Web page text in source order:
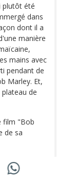
plutôt été
dans
dont il a
manière
mains avec
pendant de
Marley. Et,
de
film "Bob
de sa